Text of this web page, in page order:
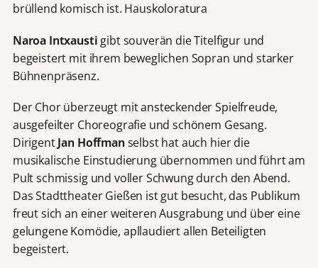
brüllend komisch ist. Hauskoloratura
Naroa Intxausti gibt souverän die Titelfigur und
begeistert mit ihrem beweglichen Sopran und starker
Bühnenpräsenz.
Der Chor überzeugt mit ansteckender Spielfreude,
ausgefeilter Choreografie und schönem Gesang.
DirigentJan Hoffmanselbst hat auch hier die
musikalische Einstudierung übernommen und führt am
Pult schmissig und voller Schwung durch den Abend.
Das Stadttheater Gießen ist gut besucht, das Publikum
freut sich an einer weiteren Ausgrabung und über eine
gelungene Komödie, apllaudiert allen Beteiligten
begeistert.